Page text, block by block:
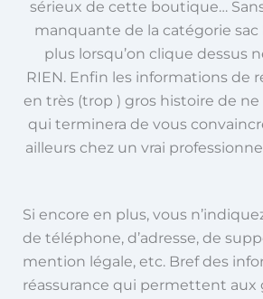
sérieux de cette boutique…
manquante de la catégorie
plus lorsqu’on clique dessus
RIEN. Enfin les informations de
en très (trop ) gros histoire de
qui terminera de vous
ailleurs chez un vrai
Si encore en plus, vous
de téléphone, d’adresse, de
mention légale, etc. Bref des
réassurance qui permettent aux